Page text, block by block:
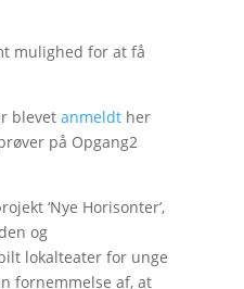
mulighed for at få
blevetanmeldt her
på Opgang2
‘Nye Horisonter’,
og
lokalteater for unge
fornemmelse af, at